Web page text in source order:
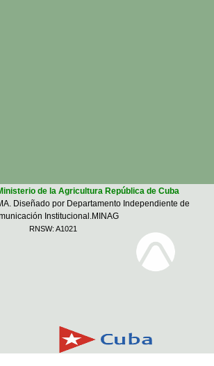
de la Agricultura República de Cuba
Diseñado por Departamento Independiente de
Institucional.MINAG
RNSW: A1021